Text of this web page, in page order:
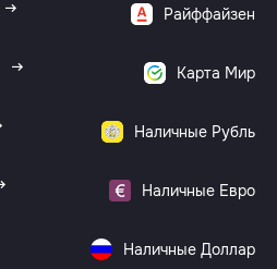
Райффайзен
Карта Мир
Наличные Рубль
Наличные Евро
Наличные Доллар